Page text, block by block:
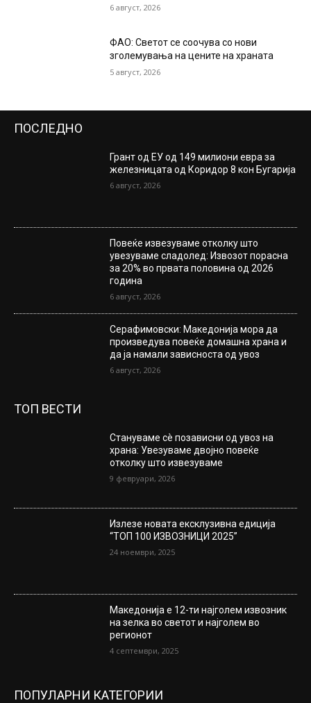
6 август, 2026
ФАО: Светот се соочува со нови
зголемувања на цените на храната
5 август, 2026
ПОСЛЕДНО
Грант од ЕУ од 149 милиони евра за
железницата од Коридор 8 кон Бугарија
6 август, 2026
Повеќе извезуваме отколку што
увезуваме сладолед: Извозот порасна
за 20% во првата половина од 2026
година
6 август, 2026
Серафимовски: Македонија мора да
произведува повеќе домашна храна и
да ја намали зависноста од увоз
6 август, 2026
ТОП ВЕСТИ
Стануваме сè позависни од увоз на
храна: Увезуваме двојно повеќе
отколку што извезуваме
9 февруари, 2026
Излезе новата ексклузивна едиција
“ТОП 100 ИЗВОЗНИЦИ 2025”
24 ноември, 2025
Македонија е 12-ти најголем извозник
на зелка во светот и најголем во
регионот
4 септември, 2025
ПОПУЛАРНИ КАТЕГОРИИ